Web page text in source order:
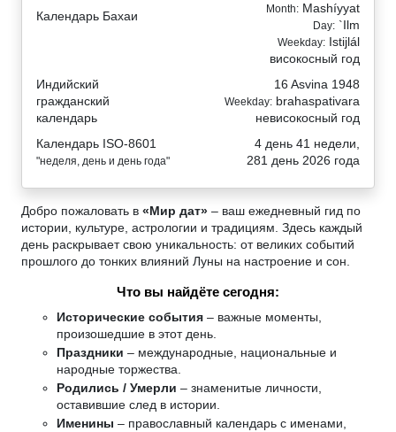
Календарь Бахаи Month: Mashíyyat
Day: `Ilm
Weekday: Istijlál
високосный год
Индийский
гражданский
календарь
16 Asvina 1948
Weekday: brahaspativara
невисокосный год
Календарь ISO-8601
"неделя, день и день года"
4 день 41 недели,
281 день 2026 года
Добро пожаловать в «Мир дат» – ваш ежедневный гид по
истории, культуре, астрологии и традициям. Здесь каждый
день раскрывает свою уникальность: от великих событий
прошлого до тонких влияний Луны на настроение и сон.
Что вы найдёте сегодня:
Исторические события – важные моменты,
произошедшие в этот день.
Праздники – международные, национальные и
народные торжества.
Родились / Умерли – знаменитые личности,
оставившие след в истории.
Именины – православный календарь с именами,